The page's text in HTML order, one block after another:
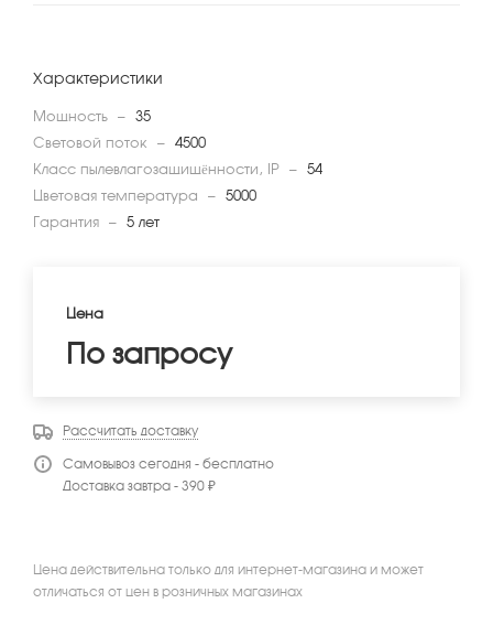
Характеристики
Мощность — 35
Световой поток
— 4500
Класс пылевлагозащищённости, IP — 54
Цветовая температура
— 5000
Гарантия — 5 лет
Цена
По запросу
Рассчитать доставку
Самовывоз сегодня - бесплатно
Доставка завтра - 390 ₽
Цена действительна только для интернет-магазина и может
отличаться от цен в розничных магазинах